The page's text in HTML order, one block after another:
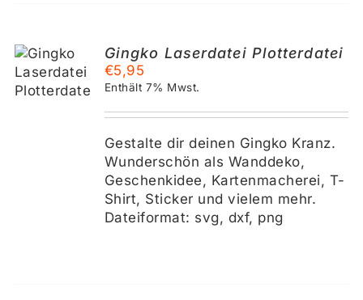
Gingko Laserdatei Plotterdatei
€5,95
Enthält 7% Mwst.
Gestalte dir deinen Gingko Kranz.
Wunderschön als Wanddeko,
Geschenkidee, Kartenmacherei, T-
Shirt, Sticker und vielem mehr.
Dateiformat: svg, dxf, png